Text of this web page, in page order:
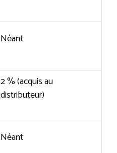
Néant
2 % (acquis au
distributeur)
Néant